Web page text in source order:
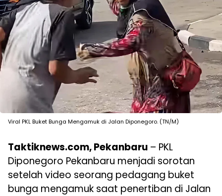
Viral PKL Buket Bunga Mengamuk di Jalan Diponegoro. (TN/M)
Taktiknews.com, Pekanbaru – PKL
Diponegoro Pekanbaru menjadi sorotan
setelah video seorang pedagang buket
bunga mengamuk saat penertiban di Jalan